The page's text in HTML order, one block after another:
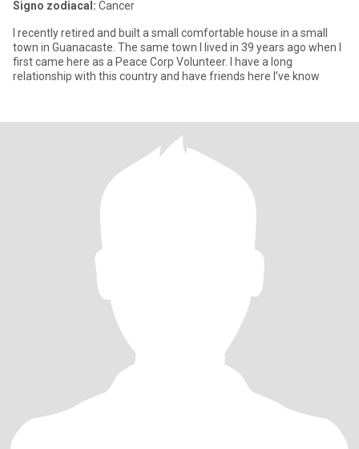
Signo zodiacal: Cancer
I recently retired and built a small comfortable house in a small
town in Guanacaste. The same town I lived in 39 years ago when I
first came here as a Peace Corp Volunteer. I have a long
relationship with this country and have friends here I’ve know